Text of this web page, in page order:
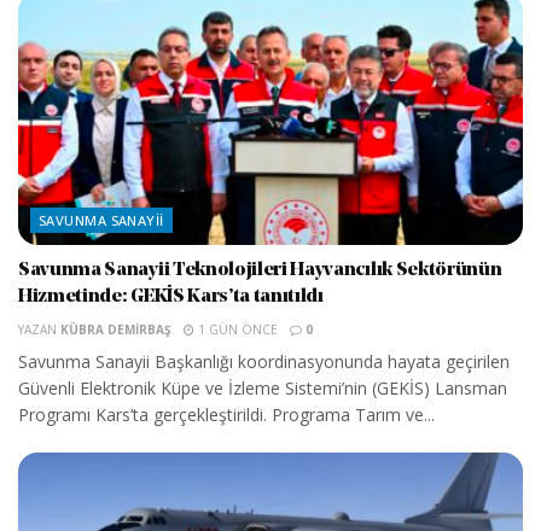
SAVUNMA SANAYII
Savunma Sanayii Teknolojileri Hayvancılık Sektörünün
Hizmetinde: GEKİS Kars’ta tanıtıldı
YAZAN KÜBRA DEMIRBAŞ 1 GÜN ÖNCE 0
Savunma Sanayii Başkanlığı koordinasyonunda hayata geçirilen
Güvenli Elektronik Küpe ve İzleme Sistemi’nin (GEKİS) Lansman
Programı Kars’ta gerçekleştirildi. Programa Tarım ve...